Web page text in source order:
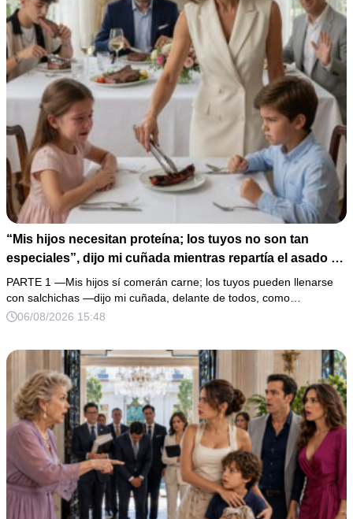
“Mis hijos necesitan proteína; los tuyos no son tan
especiales”, dijo mi cuñada mientras repartía el asado y
hacía llorar a mi hija. Mi esposo me pidió que no armara
un escándalo, así que guardé silencio, terminé un pastel
de boda de 8,000 pesos y coloqué sobre la mesa un
PARTE 1 —Mis hijos sí comerán carne; los tuyos pueden llenarse
con salchichas —dijo mi cuñada, delante de todos, como…
06/08/2026 15:48